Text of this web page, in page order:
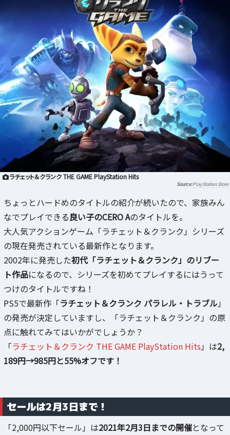
ラチェット＆クランク THE GAME PlayStation Hits
PlayStation Store
ちょっとハードめのタイトルの紹介が続いたので、家族みん
なでプレイできる良い子のCERO Aのタイトルを。
大人気アクションゲーム「ラチェット＆クランク」シリーズ
の現在発売されている最新作となります。
2002年に発売した初代「ラチェット＆クランク」のリブー
ト作品になるので、シリーズを初めてプレイするにはうって
つけのタイトルですね！
PS5で最新作「ラチェット＆クランク パラレル・トラブル」
の発売が決定していますし、「ラチェット＆クランク」の原
点に触れてみてはいかがでしょうか？
「ラチェット＆クランク THE GAME PlayStation Hits 」は2,
189円→985円と55%オフです！
セールは2月3日まで！
「2,000円以下セール」は2021年2月3日までの開催となって